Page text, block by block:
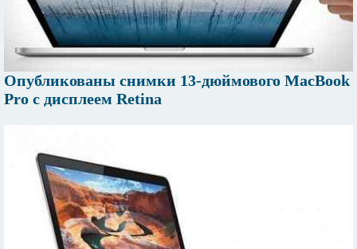
Опубликованы снимки 13-дюймового MacBook
Pro с дисплеем Retina